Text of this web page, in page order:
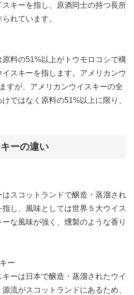
キーを指し、原酒同士の持つ長所
れています。
料の51%以上がトウモロコシで構
スキーを指します。アメリカンウ
すが、アメリカンウイスキーの全
ではなく原料の51%以上に限り、
ーの違い
スコットランドで醸造・蒸溜され
し、風味としては世界５大ウイス
な風味が強く、燻製のような香り
キー
ーは日本で醸造・蒸溜されたウイ
流がスコットランドにあるため、